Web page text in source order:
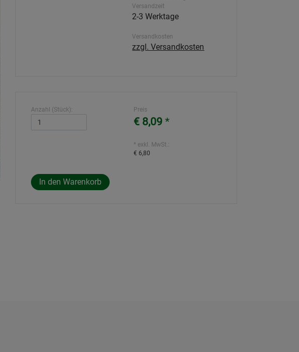
Versandzeit
2-3 Werktage
Versandkosten
zzgl. Versandkosten
Anzahl (Stück): Preis
€ 8,09 *
* exkl. MwSt.:
€ 6,80